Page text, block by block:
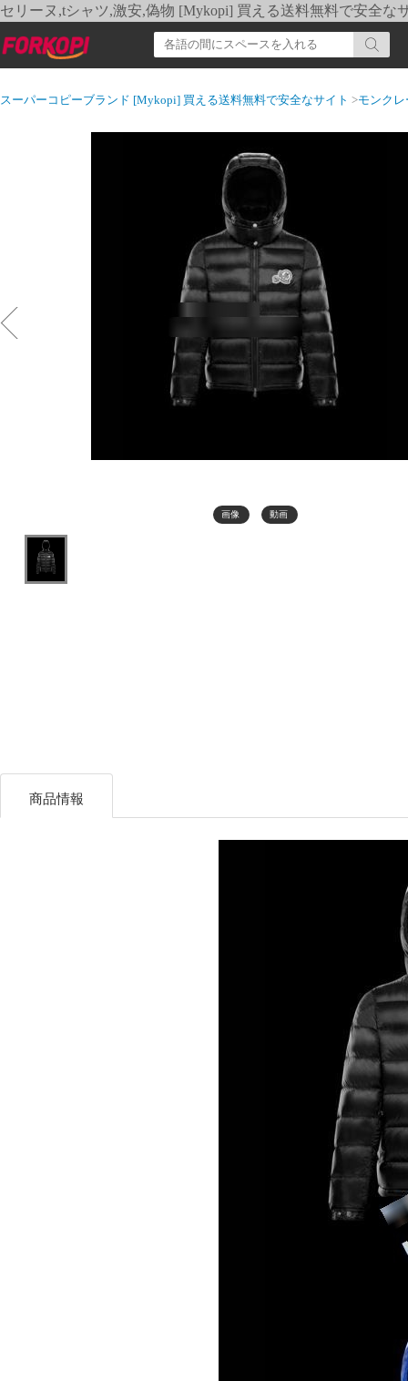
セリーヌ,tシャツ,激安,偽物 [Mykopi] 買える送料無料で安全な
スーパーコピーブランド [Mykopi] 買える送料無料で安全なサイト >モンク
画像 動画
商品情報